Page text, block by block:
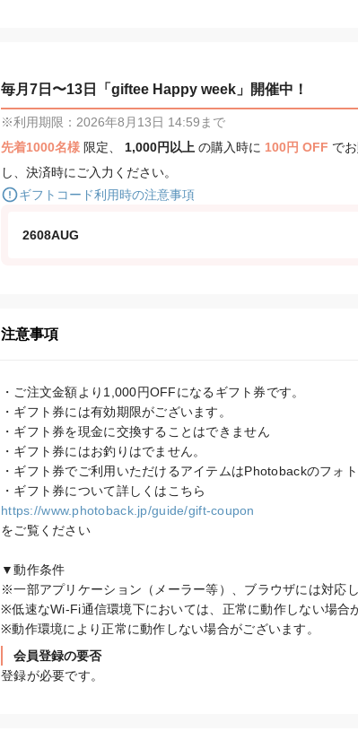
毎月7日〜13日「giftee Happy week」開催中！
※利用期限：2026年8月13日 14:59まで
先着1000名様 限定、 1,000円以上 の購入時に 100円 OFF で
し、決済時にご入力ください。
ギフトコード利用時の注意事項
2608AUG
注意事項
・ご注文金額より1,000円OFFになるギフト券です。
・ギフト券には有効期限がございます。
・ギフト券を現金に交換することはできません
・ギフト券にはお釣りはでません。
・ギフト券でご利用いただけるアイテムはPhotobackのフォ
https://www.photoback.jp/guide/gift-coupon
をご覧ください
▼動作条件
※一部アプリケーション（メーラー等）、ブラウザには対応
※低速なWi-Fi通信環境下においては、正常に動作しない場合
※動作環境により正常に動作しない場合がございます。
会員登録の要否
登録が必要です。